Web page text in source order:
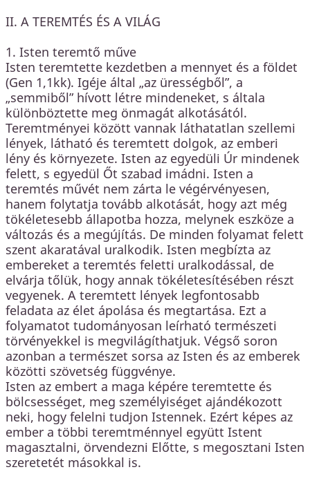
II. A TEREMTÉS ÉS A VILÁG
1. Isten teremtő műve
Isten teremtette kezdetben a mennyet és a földet
(Gen 1,1kk). Igéje által „az ürességből”, a
„semmiből” hívott létre mindeneket, s általa
különböztette meg önmagát alkotásától.
Teremtményei között vannak láthatatlan szellemi
lények, látható és teremtett dolgok, az emberi
lény és környezete. Isten az egyedüli Úr mindenek
felett, s egyedül Őt szabad imádni. Isten a
teremtés művét nem zárta le végérvényesen,
hanem folytatja tovább alkotását, hogy azt még
tökéletesebb állapotba hozza, melynek eszköze a
változás és a megújítás. De minden folyamat felett
szent akaratával uralkodik. Isten megbízta az
embereket a teremtés feletti uralkodással, de
elvárja tőlük, hogy annak tökéletesítésében részt
vegyenek. A teremtett lények legfontosabb
feladata az élet ápolása és megtartása. Ezt a
folyamatot tudományosan leírható természeti
törvényekkel is megvilágíthatjuk. Végső soron
azonban a természet sorsa az Isten és az emberek
közötti szövetség függvénye.
Isten az embert a maga képére teremtette és
bölcsességet, meg személyiséget ajándékozott
neki, hogy felelni tudjon Istennek. Ezért képes az
ember a többi teremtménnyel együtt Istent
magasztalni, örvendezni Előtte, s megosztani Isten
szeretetét másokkal is.